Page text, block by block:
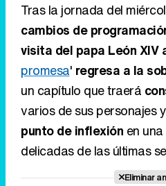
Tras la jornada del
cambios de
visita del papa León XIV
promesa' regresa a la
un capítulo que traerá
varios de sus personajes
punto de inflexión en
delicadas de las últimas
Eliminar